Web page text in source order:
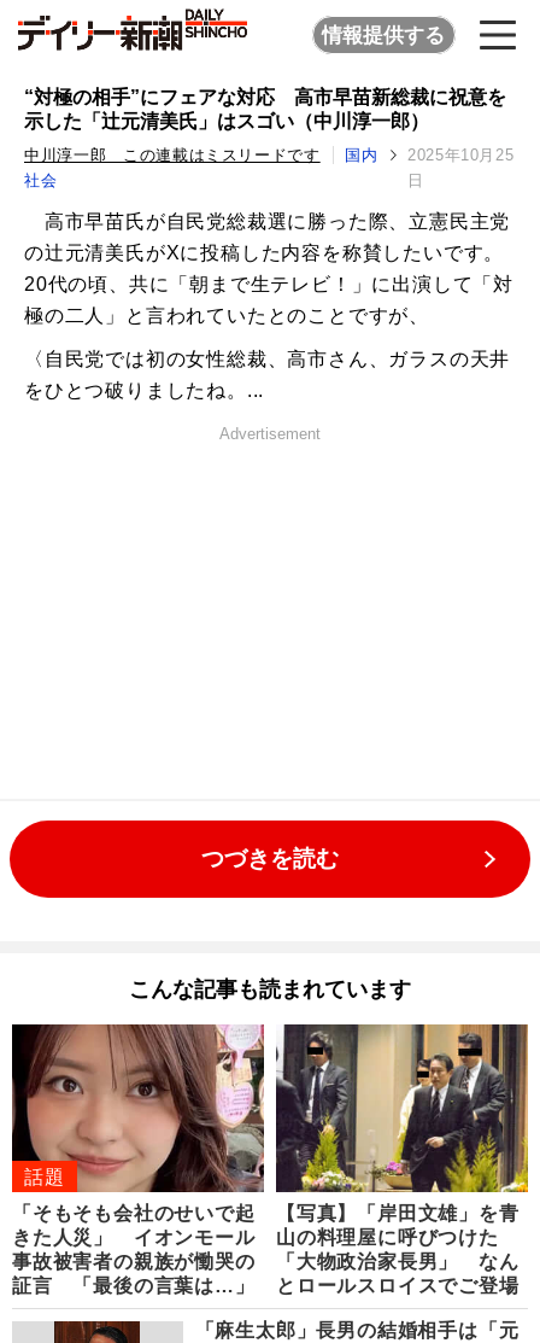
情報提供する
“対極の相手”にフェアな対応 高市早苗新総裁に祝意を
示した「辻元清美氏」はスゴい（中川淳一郎）
中川淳一郎 この連載はミスリードです
国内
社会
2025年10月25
日
高市早苗氏が自民党総裁選に勝った際、立憲民主党
の辻元清美氏がXに投稿した内容を称賛したいです。
20代の頃、共に「朝まで生テレビ！」に出演して「対
極の二人」と言われていたとのことですが、
〈自民党では初の女性総裁、高市さん、ガラスの天井
をひとつ破りましたね。...
Advertisement
つづきを読む
こんな記事も読まれています
話題
「そもそも会社のせいで起
きた人災」 イオンモール
事故被害者の親族が慟哭の
証言 「最後の言葉は…」
【写真】「岸田文雄」を青
山の料理屋に呼びつけた
「大物政治家長男」 なん
とロールスロイスでご登場
「麻生太郎」長男の結婚相手は「元